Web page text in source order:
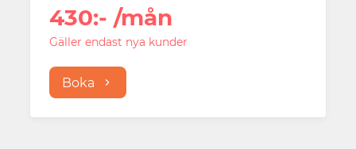
430:- /mån
Gäller endast nya kunder
Boka